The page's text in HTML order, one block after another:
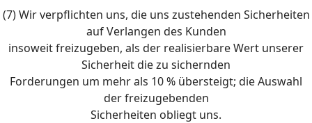
(7) Wir verpflichten uns, die uns zustehenden Sicherheiten
auf Verlangen des Kunden
insoweit freizugeben, als der realisierbare Wert unserer
Sicherheit die zu sichernden
Forderungen um mehr als 10 % übersteigt; die Auswahl
der freizugebenden
Sicherheiten obliegt uns.